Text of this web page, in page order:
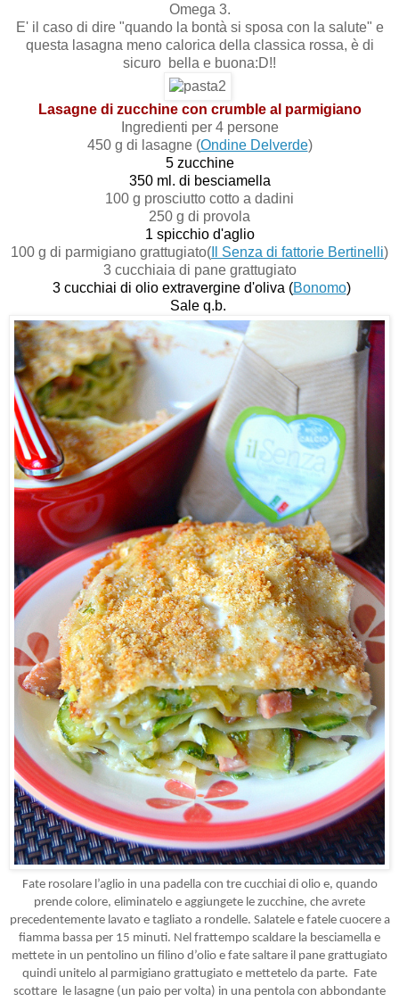
Omega 3.
E' il caso di dire "quando la bontà si sposa con la salute" e
questa lasagna meno calorica della classica rossa, è di
sicuro bella e buona:D!!
Lasagne di zucchine con crumble al parmigiano
Ingredienti per 4 persone
450 g di lasagne (Ondine Delverde)
5 zucchine
350 ml. di besciamella
100 g prosciutto cotto a dadini
250 g di provola
1 spicchio d'aglio
100 g di parmigiano grattugiato( Il Senza di fattorie Bertinelli)
3 cucchiaia di pane grattugiato
3 cucchiai di olio extravergine d'oliva (Bonomo)
Sale q.b.
Fate rosolare l’aglio in una padella con tre cucchiai di olio e, quando
prende colore, eliminatelo e aggiungete le zucchine, che avrete
precedentemente lavato e tagliato a rondelle. Salatele e fatele cuocere a
fiamma bassa per 15 minuti. Nel frattempo scaldare la besciamella e
mettete in un pentolino un filino d’olio e fate saltare il pane grattugiato
quindi unitelo al parmigiano grattugiato e mettetelo da parte. Fate
scottare le lasagne (un paio per volta) in una pentola con abbondante